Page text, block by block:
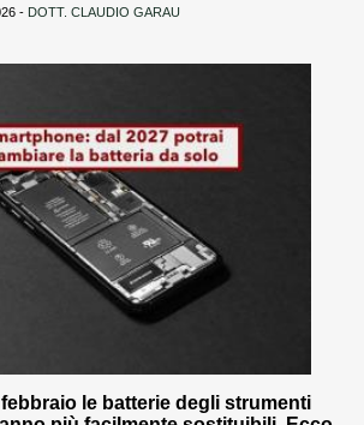
- DOTT. CLAUDIO GARAU
le batterie degli strumenti